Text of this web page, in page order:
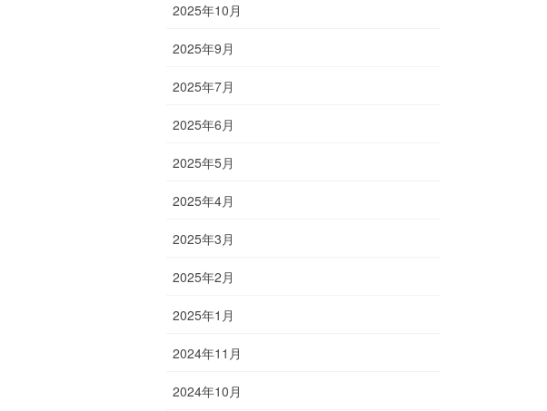
2025年10月
2025年9月
2025年7月
2025年6月
2025年5月
2025年4月
2025年3月
2025年2月
2025年1月
2024年11月
2024年10月